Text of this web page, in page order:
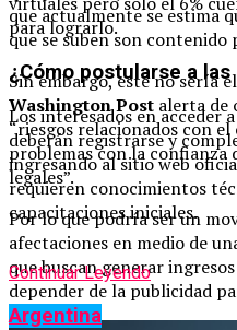
que actualmente se estima
que se suben son contenido
Sin embargo, este no sería
Washington Post alerta de
“riesgos relacionados con
problemas con la confianza
legales”.
Por lo que podría ser un
afectaciones en medio de
que buscan generar
depender de la publicidad
para lograrlo.
¿Cómo postularse a las
Los interesados en acceder
deberán registrarse y
ingresando al sitio web
requieren conocimientos
capacitaciones iniciales.
Continuar Leyendo
Argentina